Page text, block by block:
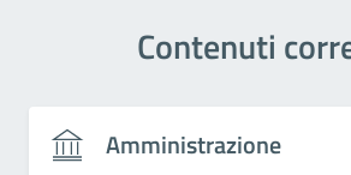
Contenuti
Amministrazione